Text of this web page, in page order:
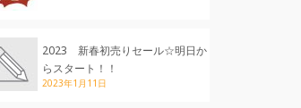
2023 新春初売りセール☆明日か
らスタート！！
2023年1月11日